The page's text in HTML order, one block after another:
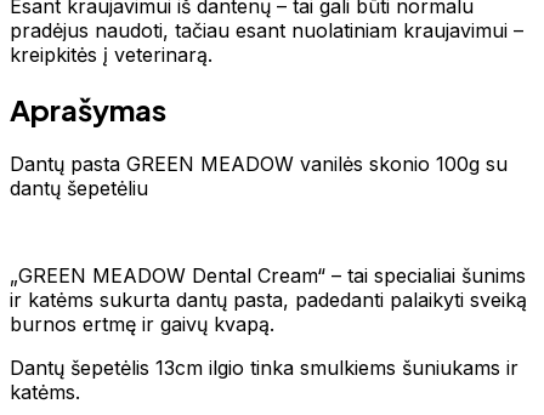
Esant kraujavimui iš dantenų – tai gali būti normalu
pradėjus naudoti, tačiau esant nuolatiniam kraujavimui –
kreipkitės į veterinarą.
Aprašymas
Dantų pasta GREEN MEADOW vanilės skonio 100g su
dantų šepetėliu
„GREEN MEADOW Dental Cream“ – tai specialiai šunims
ir katėms sukurta dantų pasta, padedanti palaikyti sveiką
burnos ertmę ir gaivų kvapą.
Dantų šepetėlis 13cm ilgio tinka smulkiems šuniukams ir
katėms.